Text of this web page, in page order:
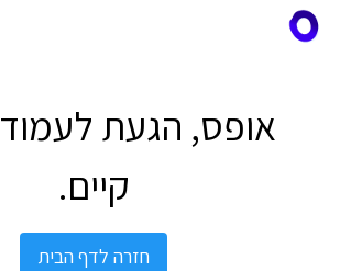
אופס, הגעת לעמוד
קיים.
חזרה לדף הבית